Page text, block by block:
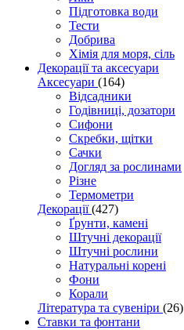
Підготовка води
Тести
Добрива
Хімія для моря, сіль
Декорації та аксесуари
Аксесуари (164)
Відсадники
Годівниці, дозатори
Сифони
Скребки, щітки
Сачки
Догляд за рослинами
Різне
Термометри
Декорації(427)
Ґрунти, камені
Штучні декорації
Штучні рослини
Натуральні корені
Фони
Корали
Література та сувеніри (26)
Ставки та фонтани